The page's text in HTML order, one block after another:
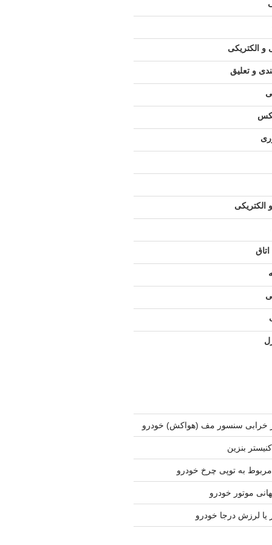
الکتریکی
و تعلیق
الکتریکی
خرابی سنسور مف (هواکش) خودرو
بنزین
به توپی چرخ خودرو
موتور خودرو
یا لرزش درجا خودرو